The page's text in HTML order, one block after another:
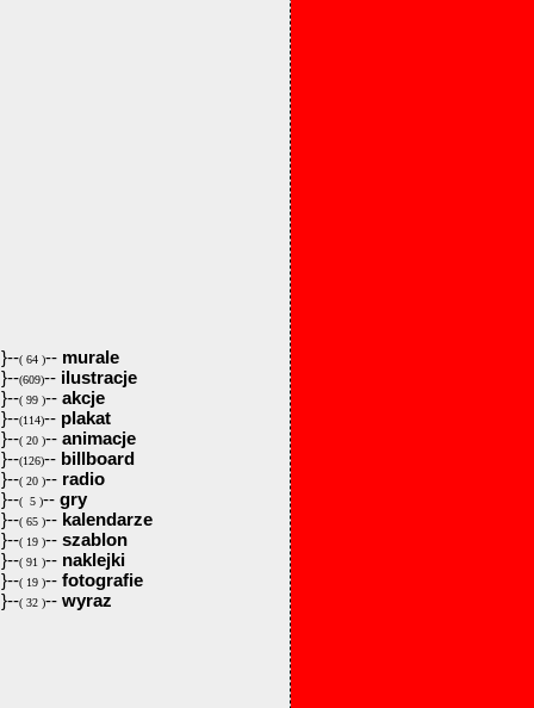
}--( 64 )-- murale
}--(609)-- ilustracje
}--( 99 )-- akcje
}--(114)-- plakat
}--( 20 )-- animacje
}--(126)-- billboard
}--( 20 )-- radio
}--( 5 )-- gry
}--( 65 )-- kalendarze
}--( 19 )-- szablon
}--( 91 )-- naklejki
}--( 19 )-- fotografie
}--( 32 )-- wyraz